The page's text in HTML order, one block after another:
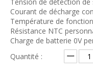
Courant de décharge
Température de
Résistance NTC
Charge de batterie 0V
Quantité :